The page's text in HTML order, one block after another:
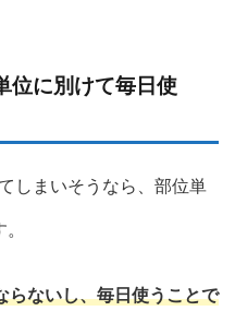
位に別けて毎日使
しまいそうなら、部位単
らないし、毎日使うことで